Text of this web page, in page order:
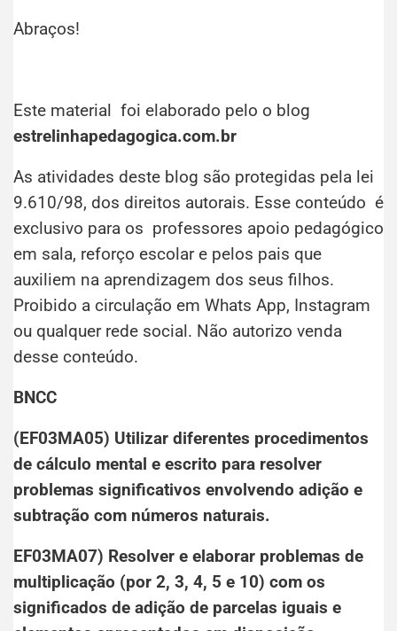
Abraços!
Este material foi elaborado pelo o blog
estrelinhapedagogica.com.br
As atividades deste blog são protegidas pela lei
9.610/98, dos direitos autorais. Esse conteúdo é
exclusivo para os professores apoio pedagógico
em sala, reforço escolar e pelos pais que
auxiliem na aprendizagem dos seus filhos.
Proibido a circulação em Whats App, Instagram
ou qualquer rede social. Não autorizo venda
desse conteúdo.
BNCC
(EF03MA05) Utilizar diferentes procedimentos
de cálculo mental e escrito para resolver
problemas significativos envolvendo adição e
subtração com números naturais.
EF03MA07) Resolver e elaborar problemas de
multiplicação (por 2, 3, 4, 5 e 10) com os
significados de adição de parcelas iguais e